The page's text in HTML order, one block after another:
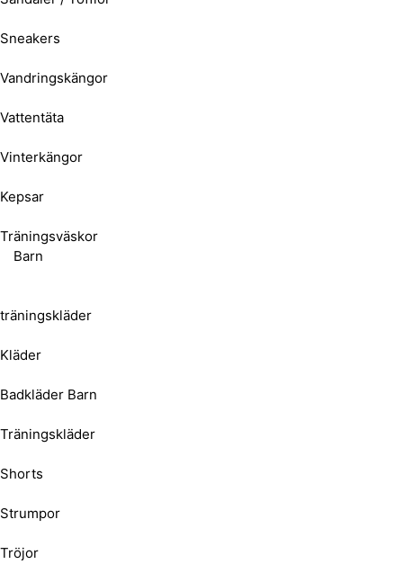
Sneakers
Vandringskängor
Vattentäta
Vinterkängor
Kepsar
Träningsväskor
Barn
träningskläder
Kläder
Badkläder Barn
Träningskläder
Shorts
Strumpor
Tröjor